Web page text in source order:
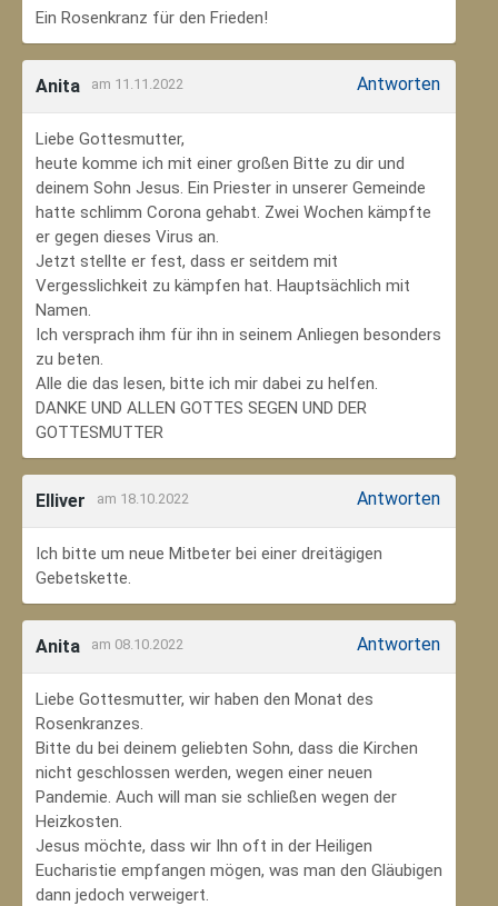
Ein Rosenkranz für den Frieden!
Anita am 11.11.2022 Antworten
Liebe Gottesmutter,
heute komme ich mit einer großen Bitte zu dir und
deinem Sohn Jesus. Ein Priester in unserer Gemeinde
hatte schlimm Corona gehabt. Zwei Wochen kämpfte
er gegen dieses Virus an.
Jetzt stellte er fest, dass er seitdem mit
Vergesslichkeit zu kämpfen hat. Hauptsächlich mit
Namen.
Ich versprach ihm für ihn in seinem Anliegen besonders
zu beten.
Alle die das lesen, bitte ich mir dabei zu helfen.
DANKE UND ALLEN GOTTES SEGEN UND DER
GOTTESMUTTER
Elliver am 18.10.2022 Antworten
Ich bitte um neue Mitbeter bei einer dreitägigen
Gebetskette.
Anita am 08.10.2022 Antworten
Liebe Gottesmutter, wir haben den Monat des
Rosenkranzes.
Bitte du bei deinem geliebten Sohn, dass die Kirchen
nicht geschlossen werden, wegen einer neuen
Pandemie. Auch will man sie schließen wegen der
Heizkosten.
Jesus möchte, dass wir Ihn oft in der Heiligen
Eucharistie empfangen mögen, was man den Gläubigen
dann jedoch verweigert.